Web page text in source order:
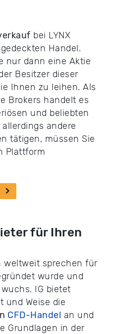
bei LYNX
Handel.
nur dann eine Aktie
Besitzer dieser
Ihnen zu leihen. Als
Brokers handelt es
und beliebten
andere
tätigen, müssen Sie
Plattform
für Ihren
weltweit sprechen für
wurde und
IG bietet
und Weise die
CFD-Handel an und
Grundlagen in der